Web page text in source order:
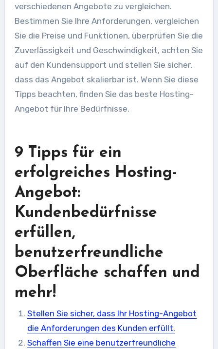
verschiedenen Angebote zu vergleichen.
Bestimmen Sie Ihre Anforderungen, vergleichen
Sie die Preise und Funktionen, überprüfen Sie die
Zuverlässigkeit und Geschwindigkeit, achten Sie
auf den Kundensupport und stellen Sie sicher,
dass das Angebot skalierbar ist. Wenn Sie diese
Tipps beachten, finden Sie das beste Hosting-
Angebot für Ihre Bedürfnisse.
9 Tipps für ein
erfolgreiches Hosting-
Angebot:
Kundenbedürfnisse
erfüllen,
benutzerfreundliche
Oberfläche schaffen und
mehr!
Stellen Sie sicher, dass Ihr Hosting-Angebot
die Anforderungen des Kunden erfüllt.
Schaffen Sie eine benutzerfreundliche